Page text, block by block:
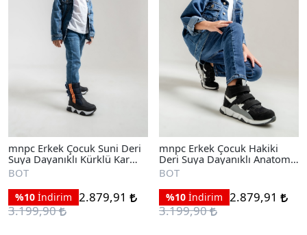
mnpc Erkek Çocuk Suni Deri
Suya Dayanıklı Kürklü Kar
Botu
BOT
%10 İndirim 2.879,91
3.199,90
mnpc Erkek Çocuk Hakiki
Deri Suya Dayanıklı Anatomik
Günlük Bot
BOT
%10 İndirim 2.879,91
3.199,90